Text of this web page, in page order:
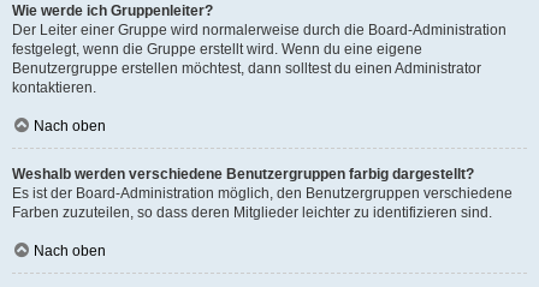
Wie werde ich Gruppenleiter?
Der Leiter einer Gruppe wird normalerweise durch die Board-Administration
festgelegt, wenn die Gruppe erstellt wird. Wenn du eine eigene
Benutzergruppe erstellen möchtest, dann solltest du einen Administrator
kontaktieren.
Nach oben
Weshalb werden verschiedene Benutzergruppen farbig dargestellt?
Es ist der Board-Administration möglich, den Benutzergruppen verschiedene
Farben zuzuteilen, so dass deren Mitglieder leichter zu identifizieren sind.
Nach oben